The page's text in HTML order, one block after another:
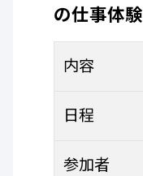
の仕事体験
内容
日程
参加者